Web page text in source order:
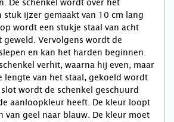
De schenkel wordt over het
stuk ijzer gemaakt van 10 cm lang
wordt een stukje staal van acht
geweld. Vervolgens wordt de
en kan het harden beginnen.
verhit, waarna hij even, maar
lengte van het staal, gekoeld wordt
wordt de schenkel geschuurd
aanloopkleur heeft. De kleur loopt
van geel naar blauw. De kleur moet